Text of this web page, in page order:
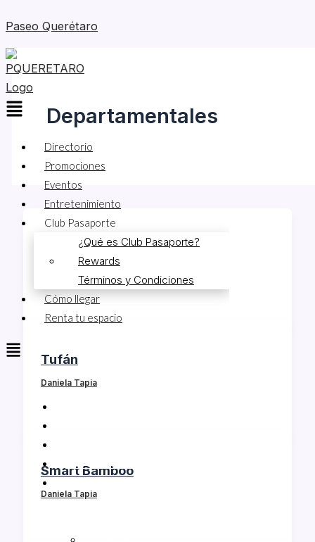
to
content
Paseo Querétaro
Menu
Directorio
Promociones
Eventos
Entretenimiento
Club Pasaporte
¿Qué es Club Pasaporte?
Rewards
Términos y Condiciones
Cómo llegar
Renta tu espacio
Entretenimiento
Departamentales
Zara Home
Tufán
Daniela Tapia
Smart Bamboo
Daniela Tapia